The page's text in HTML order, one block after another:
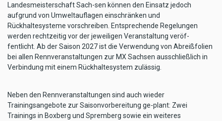
Landesmeisterschaft Sach-sen können den Einsatz jedoch
aufgrund von Umweltauflagen einschränken und
Rückhaltesysteme vorschreiben. Entsprechende Regelungen
werden rechtzeitig vor der jeweiligen Veranstaltung veröf-
fentlicht. Ab der Saison 2027 ist die Verwendung von Abreißfolien
bei allen Rennveranstaltungen zur MX Sachsen ausschließlich in
Verbindung mit einem Rückhaltesystem zulässig.
Neben den Rennveranstaltungen sind auch wieder
Trainingsangebote zur Saisonvorbereitung ge-plant: Zwei
Trainings in Boxberg und Spremberg sowie ein weiteres